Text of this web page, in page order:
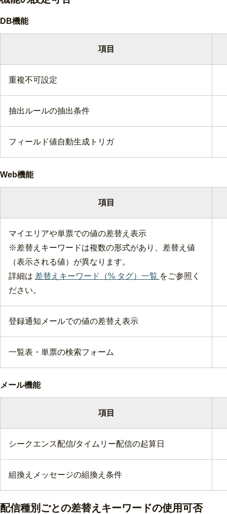
DB機能
項目
重複不可設定
抽出ルールの抽出条件
フィールド値自動生成トリガ
Web機能
項目
マイエリアや単票での値の差替え表示
※差替えキーワードは複数の形式があり、差替え値
（表示される値）が異なります。
詳細は 差替えキーワード（% タグ）一覧 をご参照く
ださい。
登録通知メールでの値の差替え表示
一覧表・単票の検索フォーム
メール機能
項目
シークエンス配信/タイムリー配信の起算日
組換えメッセージの組換え条件
配信種別ごとの差替えキーワードの使用可否